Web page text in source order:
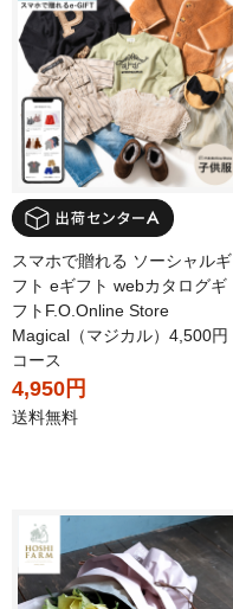
スマホで贈れる ソーシャルギ
フト eギフト webカタログギ
フトF.O.Online Store
Magical（マジカル）4,500円
コース
4,950円
送料無料